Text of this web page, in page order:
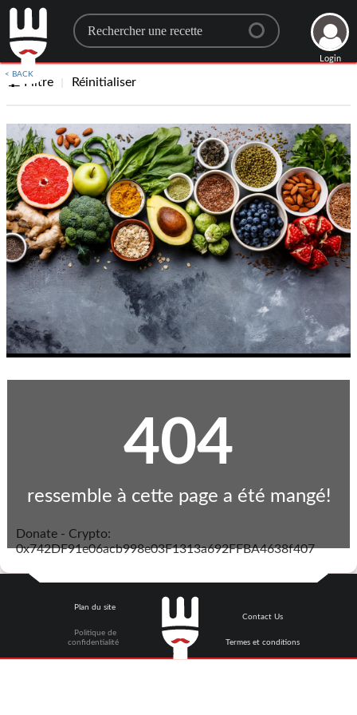
Search for a recipe
Login
Filtre Réinitialiser
< BACK
404
ressemble à cette page a été mangé!
Donate - Crypto:
0x742DF91e06acb998e03F1313a692FFBA4638f407
Plan du site
Politique de
confidentialité
Contact Us
Termes et conditions